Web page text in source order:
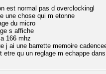
est normal pas d overclockingl
une chose qui m etonne
du micro
s affiche
166 mhz
j ai une barrette memoire
etre qu un reglage m echappe